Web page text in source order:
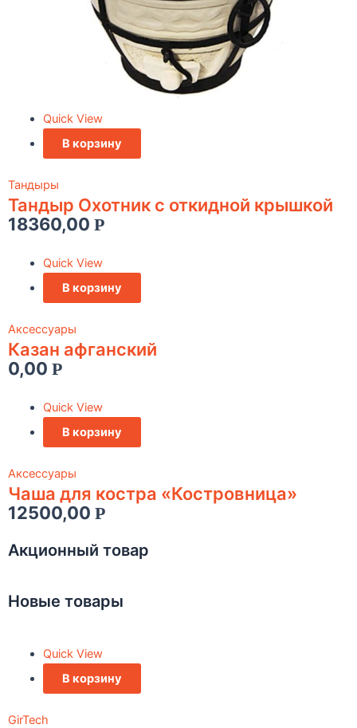
Quick View
В корзину
Тандыры
Тандыр Охотник c откидной крышкой
18360,00 Р
Quick View
В корзину
Аксессуары
Казан афганский
0,00 Р
Quick View
В корзину
Аксессуары
Чаша для костра «Костровница»
12500,00 Р
Акционный товар
Новые товары
Quick View
В корзину
GirTech